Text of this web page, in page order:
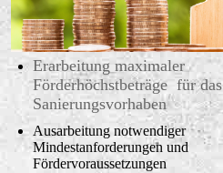
Erarbeitung maximaler
Förderhöchstbeträge für das
Sanierungsvorhaben
Ausarbeitung notwendiger
Mindestanforderungen und
Fördervoraussetzungen